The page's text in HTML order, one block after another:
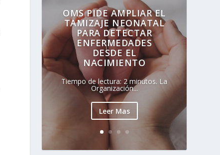
OMS PIDE AMPLIAR EL
TAMIZAJE NEONATAL
PARA DETECTAR
ENFERMEDADES
DESDE EL
NACIMIENTO
Tiempo de lectura: 2 minutos. La
Organización...
Leer Mas